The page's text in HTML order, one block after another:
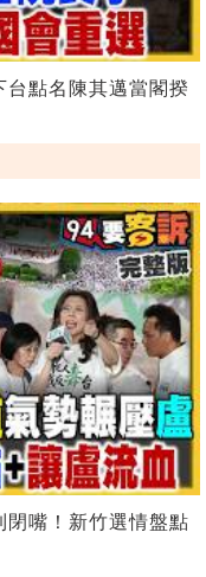
點名陳其邁當閣揆
嘴！新竹選情盤點